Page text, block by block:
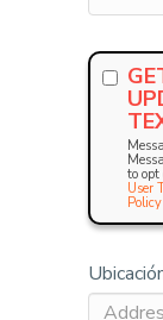
to opt
User
Policy